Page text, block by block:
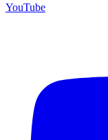
YouTube